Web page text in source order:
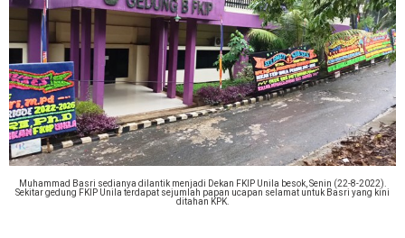
Muhammad Basri sedianya dilantik menjadi Dekan FKIP Unila besok, Senin (22-8-2022).
Sekitar gedung FKIP Unila terdapat sejumlah papan ucapan selamat untuk Basri yang kini
ditahan KPK.